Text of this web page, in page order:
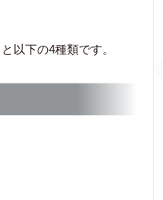
以下の4種類です。